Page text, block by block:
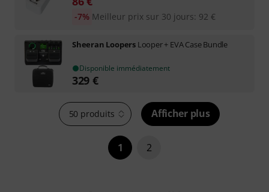
Meilleur prix sur 30 jours: 92 €
-7%
Sheeran Loopers Looper + EVA Case Bundle
Disponible immédiatement
329 €
50 produits Afficher plus
1 2